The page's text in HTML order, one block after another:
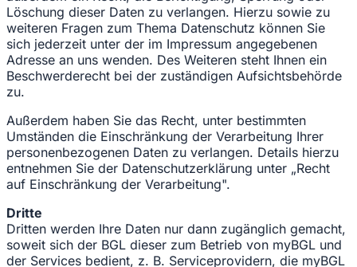
Löschung dieser Daten zu verlangen. Hierzu sowie zu
weiteren Fragen zum Thema Datenschutz können Sie
sich jederzeit unter der im Impressum angegebenen
Adresse an uns wenden. Des Weiteren steht Ihnen ein
Beschwerderecht bei der zuständigen Aufsichtsbehörde
zu.
Außerdem haben Sie das Recht, unter bestimmten
Umständen die Einschränkung der Verarbeitung Ihrer
personenbezogenen Daten zu verlangen. Details hierzu
entnehmen Sie der Datenschutzerklärung unter „Recht
auf Einschränkung der Verarbeitung".
Dritte
Dritten werden Ihre Daten nur dann zugänglich gemacht,
soweit sich der BGL dieser zum Betrieb von myBGL und
der Services bedient, z. B. Serviceprovidern, die myBGL